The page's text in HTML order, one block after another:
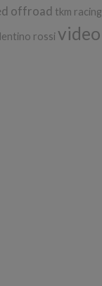
offroad tkm racing
rossi video